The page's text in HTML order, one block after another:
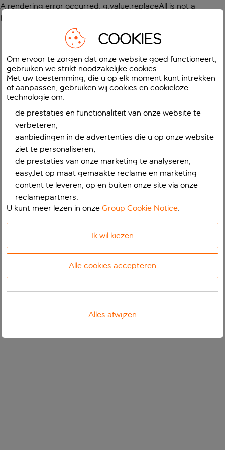
A rendering error occurred: g.value.replaceAll is not a
function
COOKIES
Om ervoor te zorgen dat onze website goed functioneert,
gebruiken we strikt noodzakelijke cookies.
Met uw toestemming, die u op elk moment kunt intrekken
of aanpassen, gebruiken wij cookies en cookieloze
technologie om:
de prestaties en functionaliteit van onze website te
verbeteren;
aanbiedingen in de advertenties die u op onze website
ziet te personaliseren;
de prestaties van onze marketing te analyseren;
easyJet op maat gemaakte reclame en marketing
content te leveren, op en buiten onze site via onze
reclamepartners.
U kunt meer lezen in onzeGroup Cookie Notice.
Ik wil kiezen
Alle cookies accepteren
Alles afwijzen